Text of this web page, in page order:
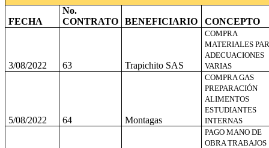
FECHA
No.
CONTRATO
BENEFICIARIO CONCEPTO
3/08/2022 63 Trapichito SAS
COMPRA
MATERIALES
ADECUACIONES
VARIAS
5/08/2022 64 Montagas
COMPRA GAS
PREPARACIÓN
ALIMENTOS
ESTUDIANTES
INTERNAS
PAGO MANO DE
OBRA TRABAJOS